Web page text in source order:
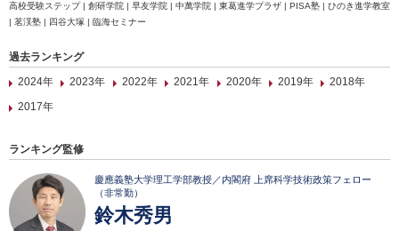
高校受験ステップ | 創研学院 | 早友学院 | 中萬学院 | 東葛進学プラザ | PISA塾 | ひのき進学教室
| 茗渓塾 | 四谷大塚 | 臨海セミナー
過去ランキング
2024年
2023年 2022年 2021年 2020年 2019年
2018年
2017年
ランキング監修
慶應義塾大学理工学部教授／内閣府 上席科学技術政策フェロー
（非常勤）
鈴木秀男